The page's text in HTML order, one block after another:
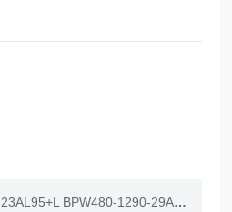
BPW480-1290-29AL55L 高频测试插座 E-TEC